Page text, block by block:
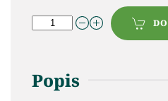
Popis